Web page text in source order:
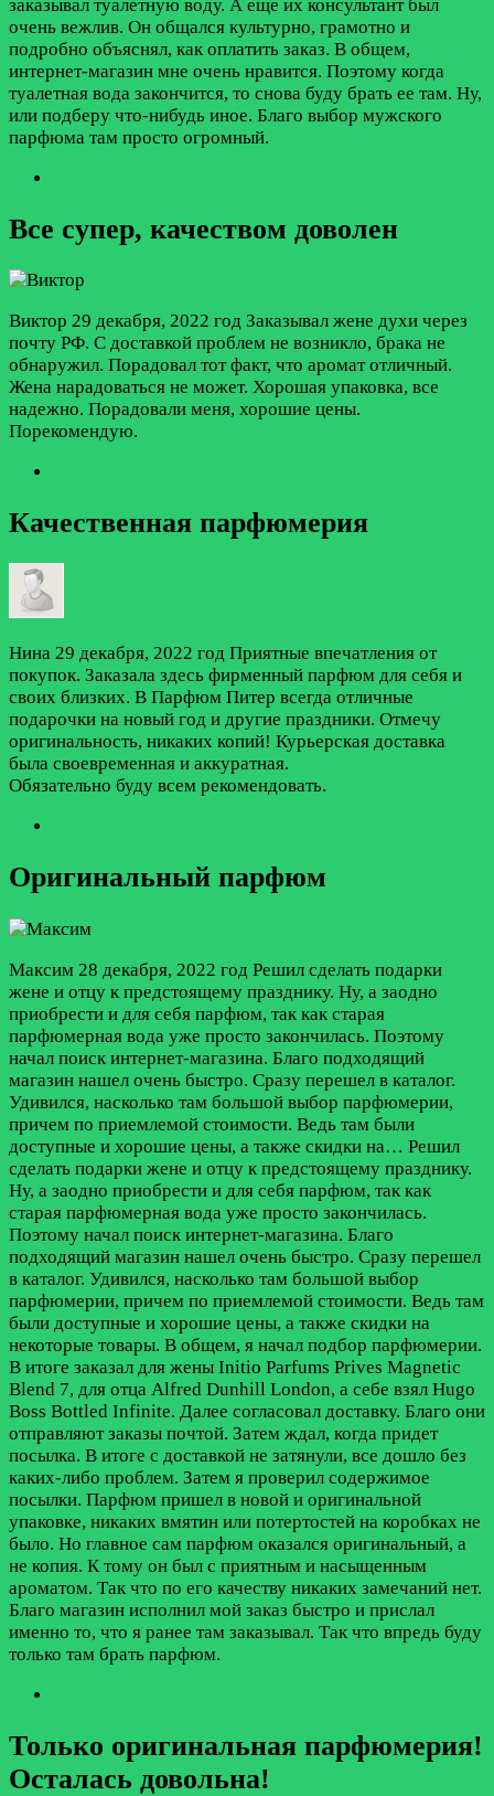
заказывал туалетную воду. А еще их консультант был
очень вежлив. Он общался культурно, грамотно и
подробно объяснял, как оплатить заказ. В общем,
интернет-магазин мне очень нравится. Поэтому когда
туалетная вода закончится, то снова буду брать ее там. Ну,
или подберу что-нибудь иное. Благо выбор мужского
парфюма там просто огромный.
Все супер, качеством доволен
Виктор 29 декабря, 2022 год Заказывал жене духи через
почту РФ. С доставкой проблем не возникло, брака не
обнаружил. Порадовал тот факт, что аромат отличный.
Жена нарадоваться не может. Хорошая упаковка, все
надежно. Порадовали меня, хорошие цены.
Порекомендую.
Качественная парфюмерия
Нина 29 декабря, 2022 год Приятные впечатления от
покупок. Заказала здесь фирменный парфюм для себя и
своих близких. В Парфюм Питер всегда отличные
подарочки на новый год и другие праздники. Отмечу
оригинальность, никаких копий! Курьерская доставка
была своевременная и аккуратная.
Обязательно буду всем рекомендовать.
Оригинальный парфюм
Максим 28 декабря, 2022 год Решил сделать подарки
жене и отцу к предстоящему празднику. Ну, а заодно
приобрести и для себя парфюм, так как старая
парфюмерная вода уже просто закончилась. Поэтому
начал поиск интернет-магазина. Благо подходящий
магазин нашел очень быстро. Сразу перешел в каталог.
Удивился, насколько там большой выбор парфюмерии,
причем по приемлемой стоимости. Ведь там были
доступные и хорошие цены, а также скидки на… Решил
сделать подарки жене и отцу к предстоящему празднику.
Ну, а заодно приобрести и для себя парфюм, так как
старая парфюмерная вода уже просто закончилась.
Поэтому начал поиск интернет-магазина. Благо
подходящий магазин нашел очень быстро. Сразу перешел
в каталог. Удивился, насколько там большой выбор
парфюмерии, причем по приемлемой стоимости. Ведь там
были доступные и хорошие цены, а также скидки на
некоторые товары. В общем, я начал подбор парфюмерии.
В итоге заказал для жены Initio Parfums Prives Magnetic
Blend 7, для отца Alfred Dunhill London, а себе взял Hugo
Boss Bottled Infinite. Далее согласовал доставку. Благо они
отправляют заказы почтой. Затем ждал, когда придет
посылка. В итоге с доставкой не затянули, все дошло без
каких-либо проблем. Затем я проверил содержимое
посылки. Парфюм пришел в новой и оригинальной
упаковке, никаких вмятин или потертостей на коробках не
было. Но главное сам парфюм оказался оригинальный, а
не копия. К тому он был с приятным и насыщенным
ароматом. Так что по его качеству никаких замечаний нет.
Благо магазин исполнил мой заказ быстро и прислал
именно то, что я ранее там заказывал. Так что впредь буду
только там брать парфюм.
Только оригинальная парфюмерия!
Осталась довольна!